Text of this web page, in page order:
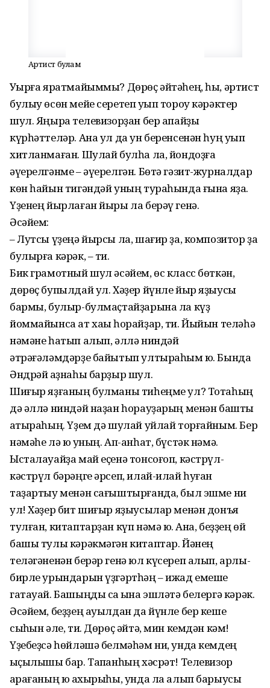
Артист булам
Уҡырға яратмайыммы? Дөрөҫ әйтәһең, һы, әртист
булыу өсөн мейе серетеп уҡып тороу кәрәктер
шул. Яңыраҡ телевизорҙан бер апайҙы
күрһәттеләр. Ана ул да ун беренсенән һуң уҡып
хитланмаған. Шулай булһа ла, йондоҙға
әүерелгәнме – әүерел­гән. Бөтә гәзит-журналдар
көн һайын тигәндәй уның тураһында ғына яҙа.
Үҙенең йырлаған йыры ла берәү генә.
Әсәйем:
– Лутсы үҙеңә йырсы ла, шағир ҙа, композитор ҙа
булырға кәрәк, – ти.
Бик грамотный шул әсәйем, өс класс бөткән,
дөрөҫ бупылдай ул. Хәҙер йүнле йыр яҙыусы
бармы, булыр-булмаҫтайҙарына ла күҙ
йоммайынса ат хаҡы һорайҙар, ти. Йыйын теләһә
нәмәне һатып алып, әллә ниндәй
әтрәғәләмдәрҙе байытып ултыраһым юҡ. Бында
Әндрәй ҡаҙ­наһы барҙыр шул.
Шиғыр яҙғаның булманы тиһеңме ул? Тотаһың
дә әллә ниндәй наҙан һорауҙарың менән башты
ҡаты­раһың. Үҙем дә шулай уйлай тор­ғайным. Бер
нәмәһе лә юҡ уның. Ап-анһат, бүстәк нәмә.
Ысталауайҙа май еҫенә тонсоғоп, кәстрүл-
кәстрүл бәрәңге әрсеп, илай-илай һуған
таҙартыу менән сағыштырғанда, был эшме ни
ул! Хәҙер бит шиғыр яҙыу­сылар менән донъя
тулған, ки­таптарҙан күп нәмә юҡ. Ана, беҙҙең өй
башы тулы кәрәкмәгән китаптар. Йәнең
теләгәненән берәр генә юл күсереп алып, арлы-
бирле урындарын үҙгәртһәң – ижад емеше
гатауай. Башыңды саҡ ҡына эшләтә белергә кәрәк.
Әсәйем, беҙҙең ауылдан да йүнле бер кеше
сыҡһын әле, ти. Дөрөҫ әйтә, мин кемдән кәм!
Үҙебеҙсә һөйләшә белмәһәм ни, унда кемдең
ҡыҫылышы бар. Тап­ҡанһың хәсрәт! Телевизор
ҡарағаның юҡ ахырыһы, унда ла алып барыусы